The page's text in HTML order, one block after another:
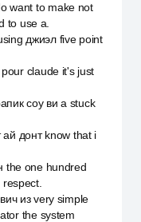
want to make not
to use a.
джиэл five point
claude it's just
соу ви a stuck
донт know that i
the one hundred
из very simple
the system